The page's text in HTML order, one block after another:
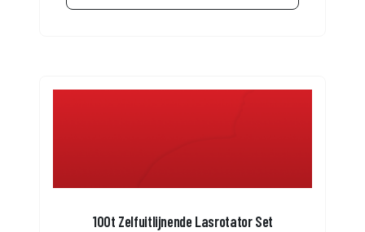
100t Zelfuitlijnende Lasrotator Set